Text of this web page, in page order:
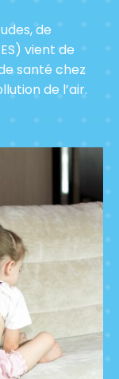
de
vient de
santé chez
de l’air.